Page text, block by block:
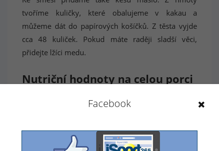
tvoříme kuličky, které obalujeme v kakau a
můžeme dát do papírových košíčků. Z těsta vyjde
cca 48 kuliček. Pokud máte raději sladší věci,
přidejte lžíci medu.
Nutriční hodnoty na celou porci
Bílkoviny: 37g
Facebook